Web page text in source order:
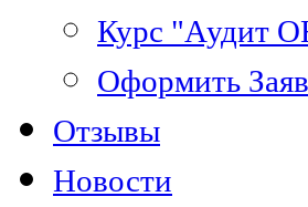
Курс "Аудит
Оформить
Отзывы
Новости